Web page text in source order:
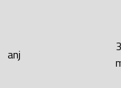
anj
3